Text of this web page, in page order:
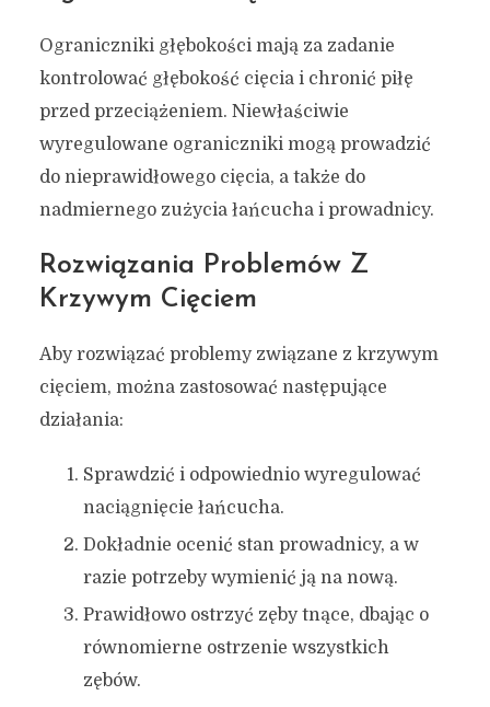
Ograniczniki głębokości mają za zadanie
kontrolować głębokość cięcia i chronić piłę
przed przeciążeniem. Niewłaściwie
wyregulowane ograniczniki mogą prowadzić
do nieprawidłowego cięcia, a także do
nadmiernego zużycia łańcucha i prowadnicy.
Rozwiązania Problemów Z
Krzywym Cięciem
Aby rozwiązać problemy związane z krzywym
cięciem, można zastosować następujące
działania:
Sprawdzić i odpowiednio wyregulować
naciągnięcie łańcucha.
Dokładnie ocenić stan prowadnicy, a w
razie potrzeby wymienić ją na nową.
Prawidłowo ostrzyć zęby tnące, dbając o
równomierne ostrzenie wszystkich
zębów.